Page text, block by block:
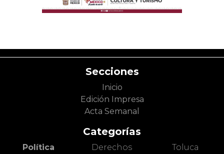
Secciones
Inicio
Edición Impresa
Acta Semanal
Categorías
Política
Derechos
Toluca